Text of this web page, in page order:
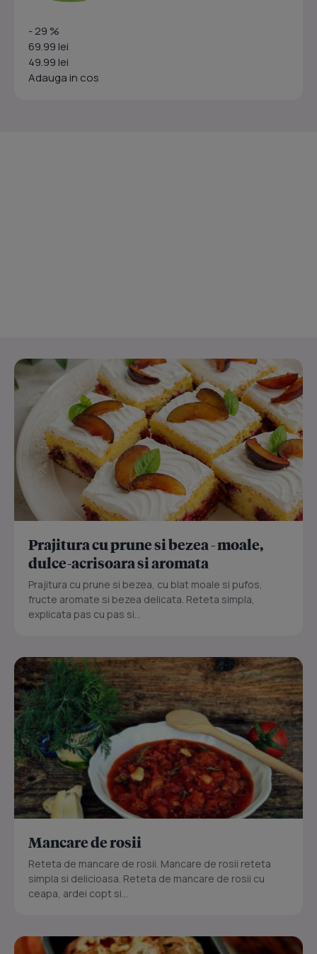
- 29 %
69.99 lei
49.99 lei
Adauga in cos
Prajitura cu prune si bezea - moale,
dulce-acrisoara si aromata
Prajitura cu prune si bezea, cu blat moale si pufos,
fructe aromate si bezea delicata. Reteta simpla,
explicata pas cu pas si...
Mancare de rosii
Reteta de mancare de rosii. Mancare de rosii reteta
simpla si delicioasa. Reteta de mancare de rosii cu
ceapa, ardei copt si...